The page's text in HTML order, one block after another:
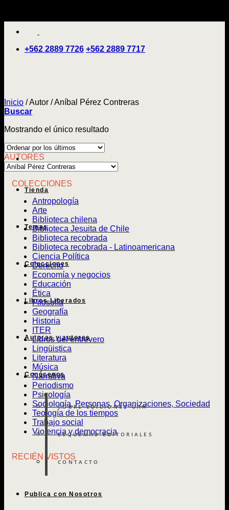
+562 2889 7726 +562 2889 7717
Tienda
Temas
Colecciones
Libros Liberados
Autoras y autores
Conócenos
SOBRE EDICIONES UAH
ESQUEMAS EDITORIALES
CONTACTO
Publica con Nosotros
Inicio /Autor /Aníbal Pérez Contreras
Buscar
Mostrando el único resultado
AUTORES
COLECCIONES
Antropología
Arte
Biblioteca chilena
Biblioteca Jesuita de Chile
Biblioteca recobrada
Biblioteca recobrada - Latinoamericana
Ciencia Política
Derecho
Economía y negocios
Educación
Ética
Filosofía
Geografía
Historia
ITER
Libros del entrevero
Lingüistica
Literatura
Música
Narrativa
Periodismo
Psicología
Sociología, Personas, Organizaciones, Sociedad
Teología de los tiempos
Trabajo social
Violencia y democracia
RECIÉN VISTOS